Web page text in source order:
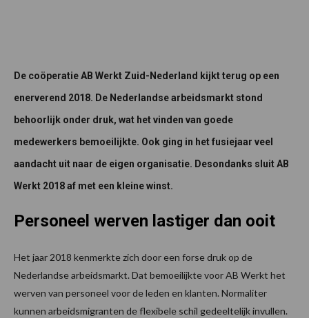
De coöperatie AB Werkt Zuid-Nederland kijkt terug op een
enerverend 2018. De Nederlandse arbeidsmarkt stond
behoorlijk onder druk, wat het vinden van goede
medewerkers bemoeilijkte. Ook ging in het fusiejaar veel
aandacht uit naar de eigen organisatie. Desondanks sluit AB
Werkt 2018 af met een kleine winst.
Personeel werven lastiger dan ooit
Het jaar 2018 kenmerkte zich door een forse druk op de
Nederlandse arbeidsmarkt. Dat bemoeilijkte voor AB Werkt het
werven van personeel voor de leden en klanten. Normaliter
kunnen arbeidsmigranten de flexibele schil gedeeltelijk invullen.